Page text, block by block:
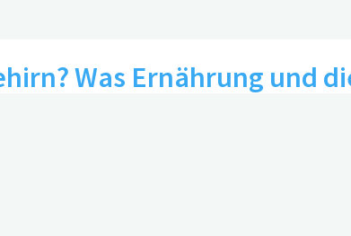
Was Ernährung und